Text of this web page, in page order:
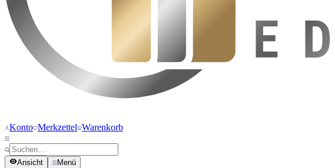
Konto Merkzettel Warenkorb
Ansicht Menü